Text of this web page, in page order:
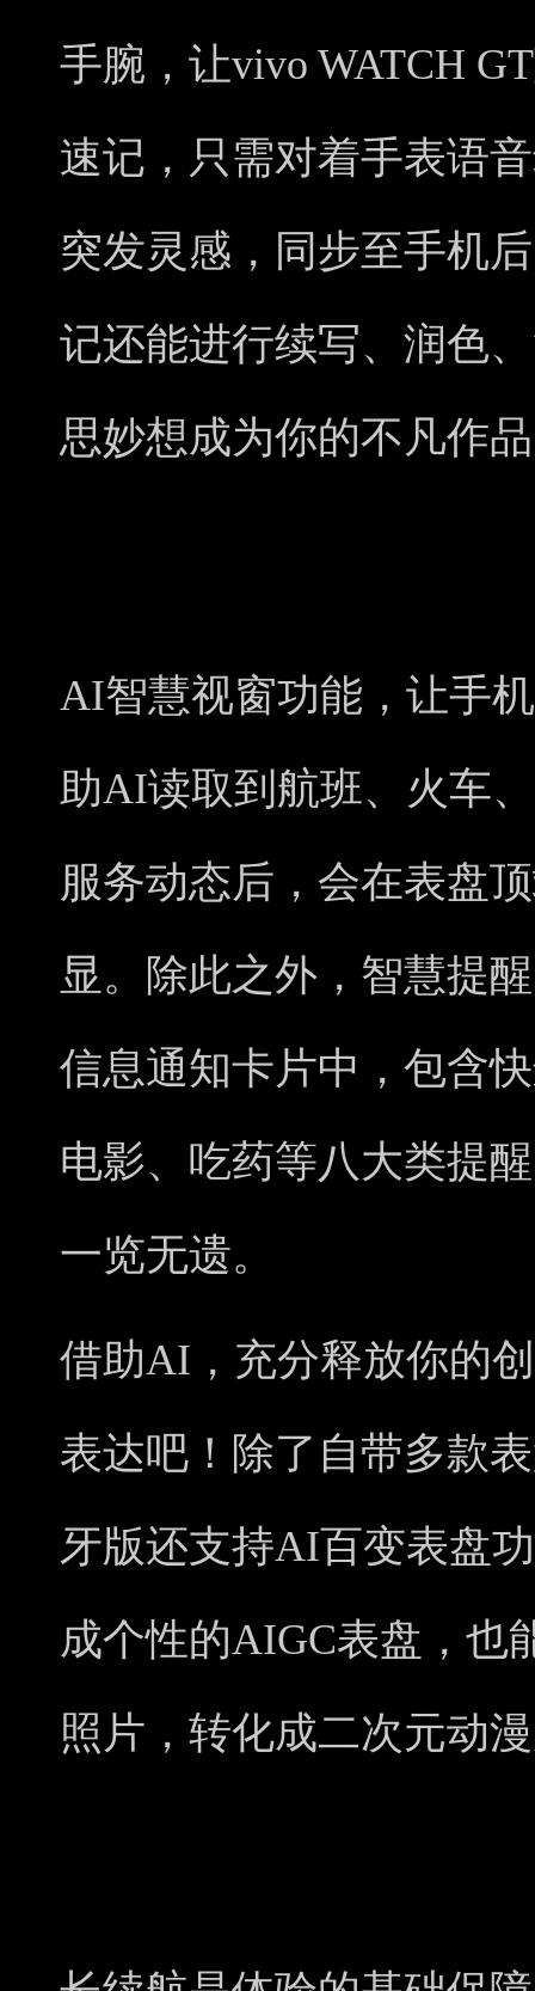
手腕，让vivo WATCH
速记，只需对着手表语
突发灵感，同步至手机
记还能进行续写、润色
思妙想成为你的不凡作
AI智慧视窗功能，让手
助AI读取到航班、火车
服务动态后，会在表盘
显。除此之外，智慧提
信息通知卡片中，包含
电影、吃药等八大类提
一览无遗。
借助AI，充分释放你的
表达吧！除了自带多款
牙版还支持AI百变表盘
成个性的AIGC表盘，也
照片，转化成二次元动